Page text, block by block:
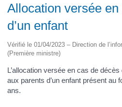
Allocation versée
d’un enfant
Vérifié le 01/04/2023 – Direction de
(Première ministre)
L’allocation versée en cas de décès
aux parents d’un enfant présent au
ans.